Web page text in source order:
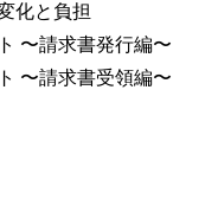
化と負担
〜請求書発行編〜
〜請求書受領編〜